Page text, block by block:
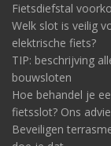
Fietsdiefstal
Welk slot is veilig
elektrische fiets?
TIP: beschrijving
bouwsloten
Hoe behandel je
fietsslot? Ons
Beveiligen